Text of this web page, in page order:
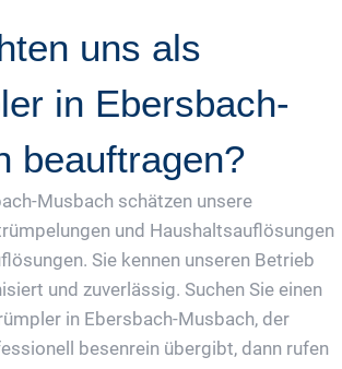
uns als
in Ebersbach-
beauftragen?
Musbach schätzen unsere
und Haushaltsauflösungen
Sie kennen unseren Betrieb
und zuverlässig. Suchen Sie einen
in Ebersbach-Musbach, der
besenrein übergibt, dann rufen